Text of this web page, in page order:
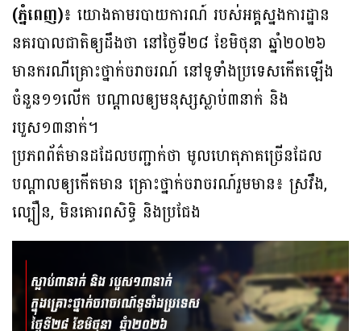
(ភ្នំពេញ)៖ យោងតាមរបាយការណ៍ របស់អគ្គស្នងការដ្ឋាន
នគរបាលជាតិឲ្យដឹងថា នៅថ្ងៃទី២៨ ខែមិថុនា ឆ្នាំ២០២៦
មានករណីគ្រោះថ្នាក់ចរាចរណ៍ នៅទូទាំងប្រទេសកើតឡើង
ចំនួន១១លើក បណ្ដាលឲ្យមនុស្សស្លាប់៣នាក់ និង
របួស១៣នាក់។
ប្រភពព័ត៌មានដដែលបញ្ជាក់ថា មូលហេតុភាគច្រើនដែល
បណ្ដាលឲ្យកើតមាន គ្រោះថ្នាក់ចរាចរណ៍រួមមាន៖ ស្រវឹង,
ល្បឿន, មិនគោរពសិទិ្ធ និងប្រជែង